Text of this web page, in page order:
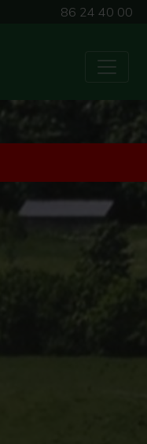
86 24 40 00